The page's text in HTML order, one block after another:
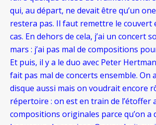
qui, au départ, ne devait être qu’un
restera pas. Il faut remettre le couvert
cas. En dehors de cela, j’ai un concert
mars : j’ai pas mal de compositions
Et puis, il y a le duo avec Peter
fait pas mal de concerts ensemble. On
disque aussi mais on voudrait encore
répertoire : on est en train de l’étoffer
compositions originales parce qu’on a